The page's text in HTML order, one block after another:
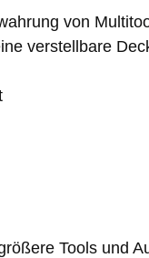
von
verstellbare
Tools und